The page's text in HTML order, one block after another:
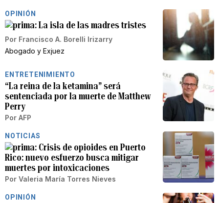
OPINIÓN
La isla de las madres tristes
Por Francisco A. Borelli Irizarry
Abogado y Exjuez
ENTRETENIMIENTO
“La reina de la ketamina” será
sentenciada por la muerte de Matthew
Perry
Por AFP
NOTICIAS
Crisis de opioides en Puerto
Rico: nuevo esfuerzo busca mitigar
muertes por intoxicaciones
Por Valeria María Torres Nieves
OPINIÓN